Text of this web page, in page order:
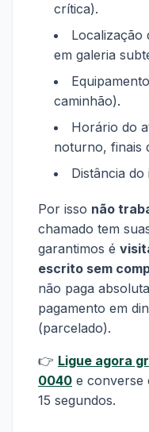
crítica).
Localização
em galeria
caminhão).
Horário do
noturno, finais
Distância do
Por isso não
chamado tem
garantimos é
escrito sem
não paga
pagamento em
(parcelado).
👉 Ligue agora
0040 e converse
15 segundos.